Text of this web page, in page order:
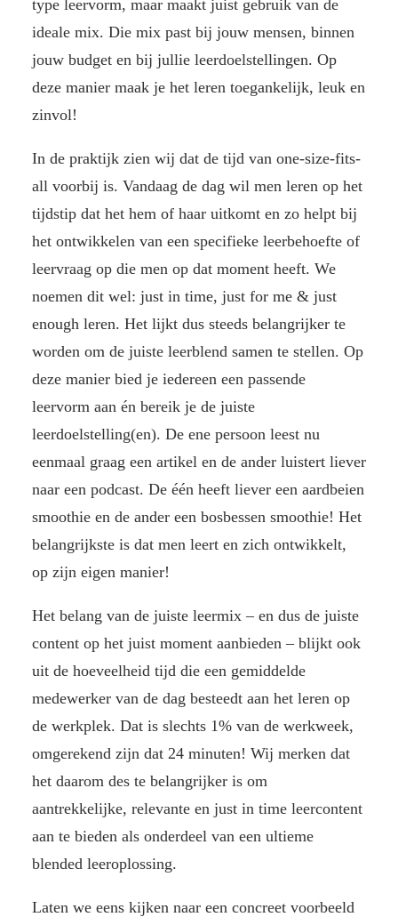
type leervorm, maar maakt juist gebruik van de
ideale mix. Die mix past bij jouw mensen, binnen
jouw budget en bij jullie leerdoelstellingen. Op
deze manier maak je het leren toegankelijk, leuk en
zinvol!
In de praktijk zien wij dat de tijd van one-size-fits-
all voorbij is. Vandaag de dag wil men leren op het
tijdstip dat het hem of haar uitkomt en zo helpt bij
het ontwikkelen van een specifieke leerbehoefte of
leervraag op die men op dat moment heeft. We
noemen dit wel: just in time, just for me & just
enough leren. Het lijkt dus steeds belangrijker te
worden om de juiste leerblend samen te stellen. Op
deze manier bied je iedereen een passende
leervorm aan én bereik je de juiste
leerdoelstelling(en). De ene persoon leest nu
eenmaal graag een artikel en de ander luistert liever
naar een podcast. De één heeft liever een aardbeien
smoothie en de ander een bosbessen smoothie! Het
belangrijkste is dat men leert en zich ontwikkelt,
op zijn eigen manier!
Het belang van de juiste leermix – en dus de juiste
content op het juist moment aanbieden – blijkt ook
uit de hoeveelheid tijd die een gemiddelde
medewerker van de dag besteedt aan het leren op
de werkplek. Dat is slechts 1% van de werkweek,
omgerekend zijn dat 24 minuten! Wij merken dat
het daarom des te belangrijker is om
aantrekkelijke, relevante en just in time leercontent
aan te bieden als onderdeel van een ultieme
blended leeroplossing.
Laten we eens kijken naar een concreet voorbeeld